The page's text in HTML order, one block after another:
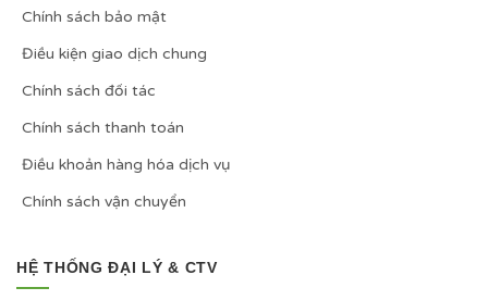
Chính sách bảo mật
Điều kiện giao dịch chung
Chính sách đối tác
Chính sách thanh toán
Điều khoản hàng hóa dịch vụ
Chính sách vận chuyển
HỆ THỐNG ĐẠI LÝ & CTV